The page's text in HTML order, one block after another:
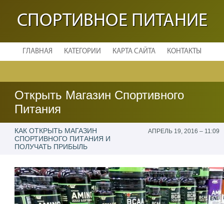
СПОРТИВНОЕ ПИТАНИЕ
ГЛАВНАЯ КАТЕГОРИИ КАРТА САЙТА КОНТАКТЫ
Открыть Магазин Спортивного
Питания
КАК ОТКРЫТЬ МАГАЗИН
СПОРТИВНОГО ПИТАНИЯ И
ПОЛУЧАТЬ ПРИБЫЛЬ
АПРЕЛЬ 19, 2016 – 11:09